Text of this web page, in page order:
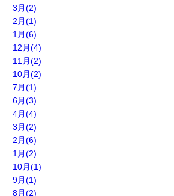
3月(2)
2月(1)
1月(6)
12月(4)
11月(2)
10月(2)
7月(1)
6月(3)
4月(4)
3月(2)
2月(6)
1月(2)
10月(1)
9月(1)
8月(2)